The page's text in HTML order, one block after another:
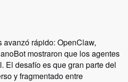
rápido: OpenClaw,
mostraron que los agentes
El desafío es que gran parte del
y fragmentado entre